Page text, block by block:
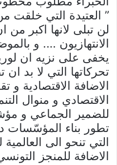
” العتيدة التي خلقت
لن تبلى لانها اكبر من
الانتهازيون …. و
يخفى على نزيه ان
تحركاتها التي لا
الاضافة الاقتصادية و
الاقتصادي و منوال
للضمير الجماعي و
تطور بناء المؤسّسات
التي تنحو الى العالمية
الاضافة للمنجز